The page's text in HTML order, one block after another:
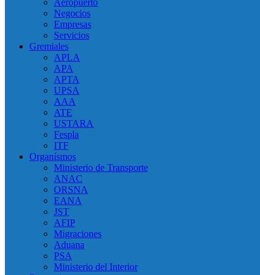
Aeropuerto
Negocios
Empresas
Servicios
Gremiales
APLA
APA
APTA
UPSA
AAA
ATE
USTARA
Fespla
ITF
Organísmos
Ministerio de Transporte
ANAC
ORSNA
EANA
JST
AFIP
Migraciones
Aduana
PSA
Ministerio del Interior